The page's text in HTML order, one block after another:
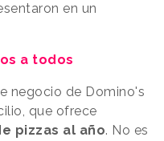
en un
a todos
negocio de Domino's
que ofrece
pizzas al año. No es